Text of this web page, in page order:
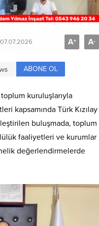
07.07.2026 A+ A-
ABONE OL
kuruluşlarıyla
kapsamında Türk Kızılay
buluşmada, toplum
faaliyetleri ve kurumlar
değerlendirmelerde